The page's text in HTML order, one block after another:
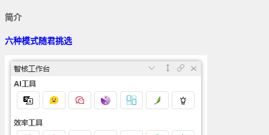
简介
六种模式随君挑选